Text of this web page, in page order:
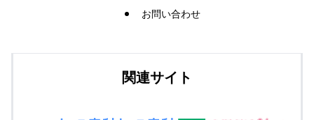
お問い合わせ
関連サイト